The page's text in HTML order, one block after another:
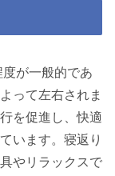
が一般的であ
って左右されま
を促進し、快適
います。寝返り
やリラックスで